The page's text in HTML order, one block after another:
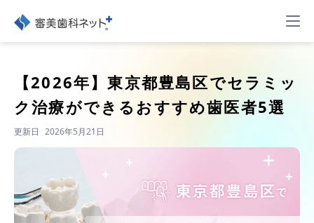
【2026年】東京都豊島区でセラミッ
ク治療ができるおすすめ歯医者5選
更新日 2026年5月21日